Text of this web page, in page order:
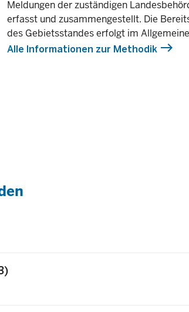
Meldungen der zuständigen
erfasst und zusammengestellt. Die
des Gebietsstandes erfolgt im
Alle Informationen zur Methodik east